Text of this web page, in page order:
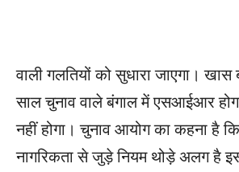
वाली गलतियों को सुधारा जाएगा।
साल चुनाव वाले बंगाल में एसआईआर
नहीं होगा। चुनाव आयोग का कहना है
नागरिकता से जुड़े नियम थोड़े अलग है